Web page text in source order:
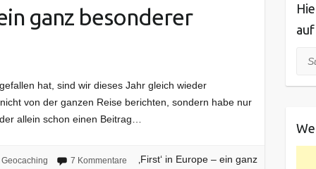
ganz besonderer
hat, sind wir dieses Jahr gleich wieder
von der ganzen Reise berichten, sondern habe nur
allein schon einen Beitrag…
Geocaching 7 Kommentare
‚First‘ in Europe – ein ganz